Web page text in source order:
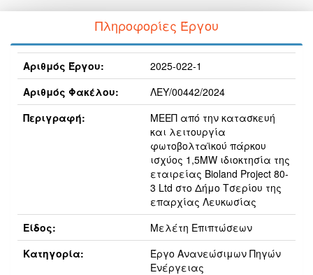
Πληροφορίες Έργου
Αριθμός Έργου:
2025-022-1
Αριθμός Φακέλου:
ΛΕΥ/00442/2024
Περιγραφή:
ΜΕΕΠ από την κατασκευή
και λειτουργία
φωτοβολταϊκού πάρκου
ισχύος 1,5MW ιδιοκτησία της
εταιρείας Bioland Project 80-
3 Ltd στο Δήμο Τσερίου της
επαρχίας Λευκωσίας
Είδος:
Μελέτη Επιπτώσεων
Κατηγορία:
Έργο Ανανεώσιμων Πηγών
Ενέργειας